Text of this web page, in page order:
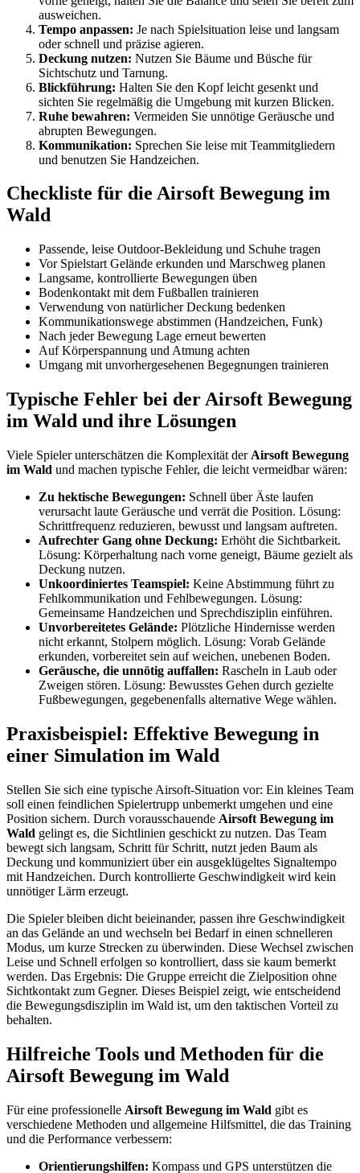
ausweichen.
Tempo anpassen: Je nach Spielsituation leise und langsam
oder schnell und präzise agieren.
Deckung nutzen: Nutzen Sie Bäume und Büsche für
Sichtschutz und Tarnung.
Blickführung: Halten Sie den Kopf leicht gesenkt und
sichten Sie regelmäßig die Umgebung mit kurzen Blicken.
Ruhe bewahren: Vermeiden Sie unnötige Geräusche und
abrupten Bewegungen.
Kommunikation: Sprechen Sie leise mit Teammitgliedern
und benutzen Sie Handzeichen.
Checkliste für die Airsoft Bewegung im
Wald
Passende, leise Outdoor-Bekleidung und Schuhe tragen
Vor Spielstart Gelände erkunden und Marschweg planen
Langsame, kontrollierte Bewegungen üben
Bodenkontakt mit dem Fußballen trainieren
Verwendung von natürlicher Deckung bedenken
Kommunikationswege abstimmen (Handzeichen, Funk)
Nach jeder Bewegung Lage erneut bewerten
Auf Körperspannung und Atmung achten
Umgang mit unvorhergesehenen Begegnungen trainieren
Typische Fehler bei der Airsoft Bewegung
im Wald und ihre Lösungen
Viele Spieler unterschätzen die Komplexität der Airsoft Bewegung
im Wald und machen typische Fehler, die leicht vermeidbar wären:
Zu hektische Bewegungen: Schnell über Äste laufen
verursacht laute Geräusche und verrät die Position. Lösung:
Schrittfrequenz reduzieren, bewusst und langsam auftreten.
Aufrechter Gang ohne Deckung: Erhöht die Sichtbarkeit.
Lösung: Körperhaltung nach vorne geneigt, Bäume gezielt als
Deckung nutzen.
Unkoordiniertes Teamspiel: Keine Abstimmung führt zu
Fehlkommunikation und Fehlbewegungen. Lösung:
Gemeinsame Handzeichen und Sprechdisziplin einführen.
Unvorbereitetes Gelände: Plötzliche Hindernisse werden
nicht erkannt, Stolpern möglich. Lösung: Vorab Gelände
erkunden, vorbereitet sein auf weichen, unebenen Boden.
Geräusche, die unnötig auffallen: Rascheln in Laub oder
Zweigen stören. Lösung: Bewusstes Gehen durch gezielte
Fußbewegungen, gegebenenfalls alternative Wege wählen.
Praxisbeispiel: Effektive Bewegung in
einer Simulation im Wald
Stellen Sie sich eine typische Airsoft-Situation vor: Ein kleines Team
soll einen feindlichen Spielertrupp unbemerkt umgehen und eine
Position sichern. Durch vorausschauende Airsoft Bewegung im
Wald gelingt es, die Sichtlinien geschickt zu nutzen. Das Team
bewegt sich langsam, Schritt für Schritt, nutzt jeden Baum als
Deckung und kommuniziert über ein ausgeklügeltes Signaltempo
mit Handzeichen. Durch kontrollierte Geschwindigkeit wird kein
unnötiger Lärm erzeugt.
Die Spieler bleiben dicht beieinander, passen ihre Geschwindigkeit
an das Gelände an und wechseln bei Bedarf in einen schnelleren
Modus, um kurze Strecken zu überwinden. Diese Wechsel zwischen
Leise und Schnell erfolgen so kontrolliert, dass sie kaum bemerkt
werden. Das Ergebnis: Die Gruppe erreicht die Zielposition ohne
Sichtkontakt zum Gegner. Dieses Beispiel zeigt, wie entscheidend
die Bewegungsdisziplin im Wald ist, um den taktischen Vorteil zu
behalten.
Hilfreiche Tools und Methoden für die
Airsoft Bewegung im Wald
Für eine professionelle Airsoft Bewegung im Wald gibt es
verschiedene Methoden und allgemeine Hilfsmittel, die das Training
und die Performance verbessern:
Orientierungshilfen: Kompass und GPS unterstützen die